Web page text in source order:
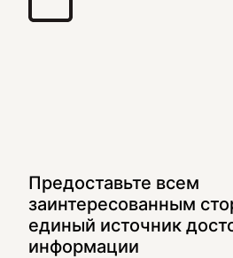
Предоставьте всем
заинтересованным
единый источник
информации